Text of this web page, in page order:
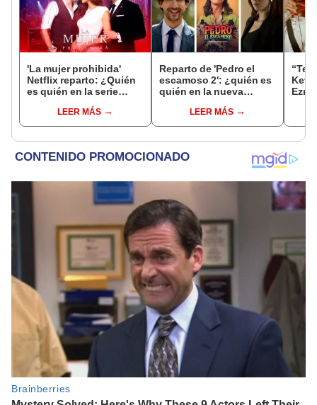
'La mujer prohibida'
Netflix reparto: ¿Quién
es quién en la serie
protagonizada por
Valerie Domínguez?
LEER MÁS
Reparto de 'Pedro el
escamoso 2': ¿quién es
quién en la nueva
serie colombiana?
LEER MÁS
Ezra